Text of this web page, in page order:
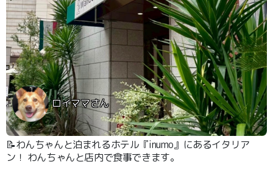
ロイママさん
📝わんちゃんと泊まれるホテル『inumo』にあるイタリア
ン！ わんちゃんと店内で食事できます。